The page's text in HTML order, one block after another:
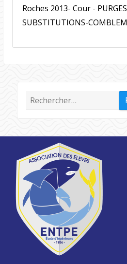
Roches 2013- Cour -
SUBSTITUTIONS-
Rechercher :